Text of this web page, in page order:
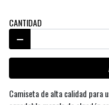
CANTIDAD
Camiseta de alta calidad para